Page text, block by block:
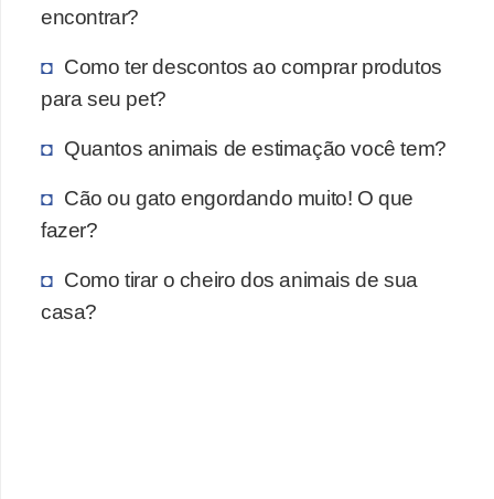
encontrar?
Como ter descontos ao comprar produtos
para seu pet?
Quantos animais de estimação você tem?
Cão ou gato engordando muito! O que
fazer?
Como tirar o cheiro dos animais de sua
casa?
a
d
e
a
i
m
a
l